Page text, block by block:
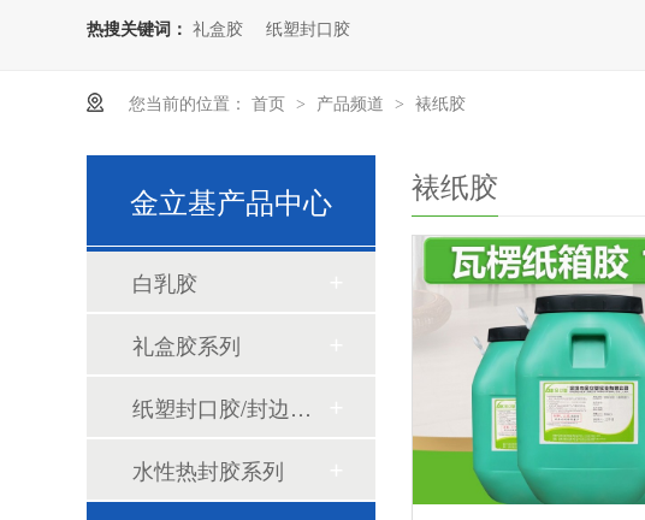
热搜关键词： 礼盒胶 纸塑封口胶
您当前的位置： 首页 > 产品频道 > 裱纸胶
裱纸胶
金立基产品中心
白乳胶
礼盒胶系列
纸塑封口胶/封边胶系列
水性热封胶系列